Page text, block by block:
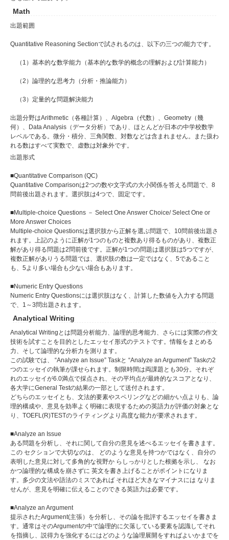
Math
出題範囲
Quantitative Reasoning Sectionで試されるのは、以下の三つの能力です。
（1）基本的な数学能力（基本的な数学的概念の理解および計算能力）
（2）論理的な思考力（分析・推論能力）
（3）定量的な問題解決能力
出題分野はArithmetic（各種計算）、Algebra（代数）、Geometry（幾
何）、Data Analysis（データ分析）であり、ほとんどが日本の中学校数学
レベルである。微分・積分、三角関数、対数などは含まれません。また扱わ
れる数はすべて実数で、虚数は対象外です。
出題形式
■Quantitative Comparison (QC)
Quantitative Comparisonは2つの数や文字式の大小関係を答える問題で、8
問前後出題されます。選択肢は4つで、固定です。
■Multiple-choice Questions － Select One Answer Choice/ Select One or
More Answer Choices
Multiple-choice Questionsは選択肢から正解を選ぶ問題で、10問前後出題さ
れます。上記のように正解が1つのものと複数あり得るものがあり、複数正
解があり得る問題は2問前後です。正解が1つの問題は選択肢は5つですが、
複数正解がありうる問題では、選択肢の数は一定ではなく、5であること
も、5より多い場合も少ない場合もあります。
■Numeric Entry Questions
Numeric Entry Questionsには選択肢はなく、計算した数値を入力する問題
で、1～3問出題されます。
Analytical Writing
Analytical Writingとは問題分析能力、論理的思考能力、さらには実際の作文
技術を試すことを目的としたエッセイ形式のテストです。情報をまとめる
力、そして論理的な分析力を測ります。
この試験では、 “Analyze an Issue” Taskと “Analyze an Argument” Taskの2
つのエッセイの執筆が課せられます。制限時間は両課題とも30分。それぞ
れのエッセイが6.0満点で採点され、その平均点が最終的なスコアとなり、
各大学にGeneral Testの結果の一部として送付されます。
どちらのエッセイとも、文法的要素やスペリングなどの細かい点よりも、論
理的構成や、意見を効率よく明確に表現するための英語力が評価の対象とな
り、TOEFL(R)TESTのライティングより高度な能力が要求されます。
■Analyze an Issue
ある問題を分析し、それに関して自分の意見を述べるエッセイを書きます。
この セクションで大切なのは、 どのような意見を持つかではなく、自分の
表明した意見に対して多角的な視野か らしっかりとした根拠を示し、 なお
かつ論理的な構成を崩さずに 英文を書き上げることがポイントになりま
す。多少の文法や語法のミスであれば それほど大きなマイナスには なりま
せんが、意見を明確に伝えることのできる英語力は必要です。
■Analyze an Argument
提示されたArgument(主張）を分析し、その論を批評するエッセイを書きま
す。通常はそのArgumentの中で論理的に欠落している要素を認識してそれ
を指摘し、説得力を強化するにはどのような論理展開をすればよいかまでを